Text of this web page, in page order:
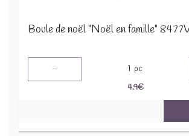
Boule de noël "Noël en famille"
- 1 pc
4.9€